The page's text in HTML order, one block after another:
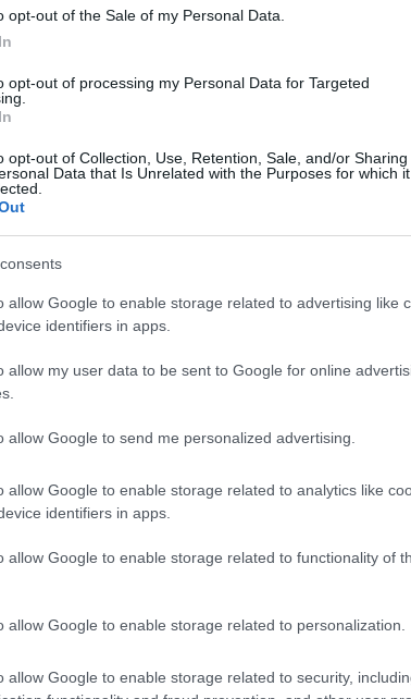
opt-out of the Sale of my Personal Data.
opt-out of processing my Personal Data for Targeted
opt-out of Collection, Use, Retention, Sale, and/or Sharing
Data that Is Unrelated with the Purposes for which it
allow Google to enable storage related to advertising like
identifiers in apps.
allow my user data to be sent to Google for online
allow Google to send me personalized advertising.
allow Google to enable storage related to analytics like
identifiers in apps.
allow Google to enable storage related to functionality of
allow Google to enable storage related to personalization.
allow Google to enable storage related to security,
fatti. Paurosi della loro stessa
che gli passa sotto il naso e del cui
conto. Un anno e mezzo fa, ai tempi
d’oro di sbarazzarsi di
famigli che gli impedivano, di fatto, la
, sarebbe convenuto andare alle urne? Il
fatto riportò i democratici al governo,
promesse antigrilline fatte dal solerte
la voglia di potere e di poltrone, fra
forte per lasciarsela scappare. E
l’odiato senatore semplice di Rignano!
il suo partito personale. Il nostro, a quel
tutto suo! E avrà pensato anzi
era nelle sue mani, essendo i grillini in
un “senza partito”. Pagare qualche piccolo
sì al referendum bilanciato però da una
arrivata, come Parigi, valeva bene una
complice pure la pandemia, il Pd ha
Conte che ha avocato a sé quei
e incautamente evocato.